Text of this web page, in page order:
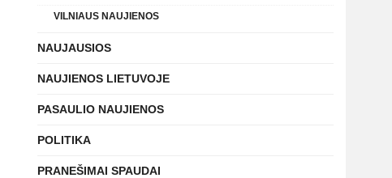
VILNIAUS NAUJIENOS
NAUJAUSIOS
NAUJIENOS LIETUVOJE
PASAULIO NAUJIENOS
POLITIKA
PRANEŠIMAI SPAUDAI